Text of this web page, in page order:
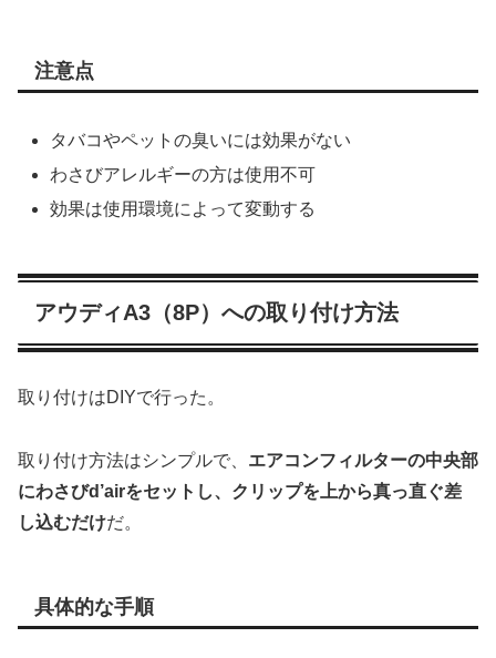
注意点
タバコやペットの臭いには効果がない
わさびアレルギーの方は使用不可
効果は使用環境によって変動する
アウディA3（8P）への取り付け方法
取り付けはDIYで行った。
取り付け方法はシンプルで、 エアコンフィルターの中央部
にわさびd’airをセットし、クリップを上から真っ直ぐ差
し込むだけだ。
具体的な手順